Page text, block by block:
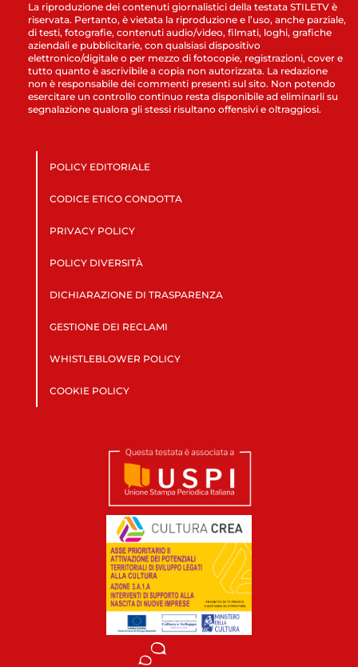
La riproduzione dei contenuti giornalistici della testata STILETV è
riservata. Pertanto, è vietata la riproduzione e l’uso, anche parziale,
di testi, fotografie, contenuti audio/video, filmati, loghi, grafiche
aziendali e pubblicitarie, con qualsiasi dispositivo
elettronico/digitale o per mezzo di fotocopie, registrazioni, cover e
tutto quanto è ascrivibile a copia non autorizzata. La redazione
non è responsabile dei commenti presenti sul sito. Non potendo
esercitare un controllo continuo resta disponibile ad eliminarli su
segnalazione qualora gli stessi risultano offensivi e oltraggiosi.
POLICY EDITORIALE
CODICE ETICO CONDOTTA
PRIVACY POLICY
POLICY DIVERSITÀ
DICHIARAZIONE DI TRASPARENZA
GESTIONE DEI RECLAMI
WHISTLEBLOWER POLICY
COOKIE POLICY